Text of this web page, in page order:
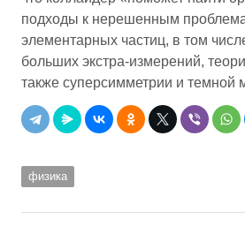
подходы к нерешенным
элементарных частиц, в том
больших экстра-измерений,
также суперсимметрии и темной
физика